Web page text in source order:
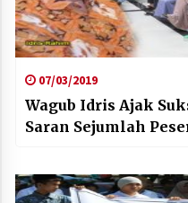
07/03/2019
Wagub Idris Ajak
Saran Sejumlah